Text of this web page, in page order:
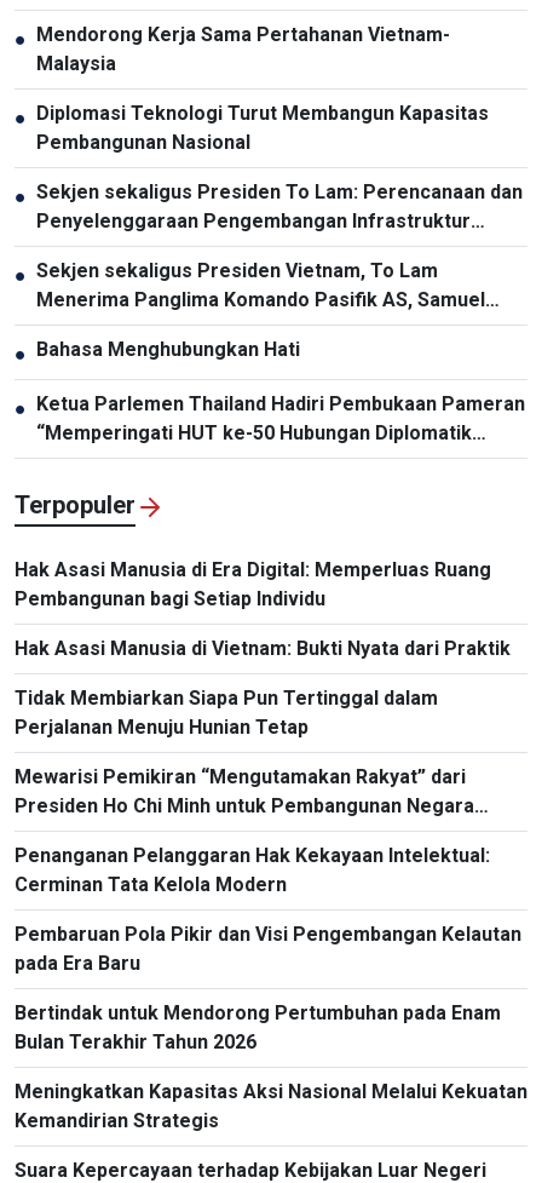
● Mendorong Kerja Sama Pertahanan Vietnam-
Malaysia
● Diplomasi Teknologi Turut Membangun Kapasitas
Pembangunan Nasional
● Sekjen sekaligus Presiden To Lam: Perencanaan dan
Penyelenggaraan Pengembangan Infrastruktur
Harus Diperbarui
● Sekjen sekaligus Presiden Vietnam, To Lam
Menerima Panglima Komando Pasifik AS, Samuel
Paparo
● Bahasa Menghubungkan Hati
● Ketua Parlemen Thailand Hadiri Pembukaan Pameran
“Memperingati HUT ke-50 Hubungan Diplomatik
Vietnam-Thailand”
Terpopuler
Hak Asasi Manusia di Era Digital: Memperluas Ruang
Pembangunan bagi Setiap Individu
Hak Asasi Manusia di Vietnam: Bukti Nyata dari Praktik
Tidak Membiarkan Siapa Pun Tertinggal dalam
Perjalanan Menuju Hunian Tetap
Mewarisi Pemikiran “Mengutamakan Rakyat” dari
Presiden Ho Chi Minh untuk Pembangunan Negara
Masa Kini
Penanganan Pelanggaran Hak Kekayaan Intelektual:
Cerminan Tata Kelola Modern
Pembaruan Pola Pikir dan Visi Pengembangan Kelautan
pada Era Baru
Bertindak untuk Mendorong Pertumbuhan pada Enam
Bulan Terakhir Tahun 2026
Meningkatkan Kapasitas Aksi Nasional Melalui Kekuatan
Kemandirian Strategis
Suara Kepercayaan terhadap Kebijakan Luar Negeri